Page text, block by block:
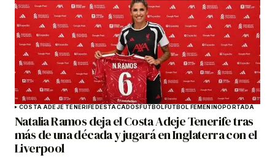
COSTA ADEJE TENERIFEDESTACADOSFÚTBOLFÚTBOL FEMENINOPORTADA
Natalia Ramos deja el Costa Adeje Tenerife tras
más de una década y jugará en Inglaterra con el
Liverpool